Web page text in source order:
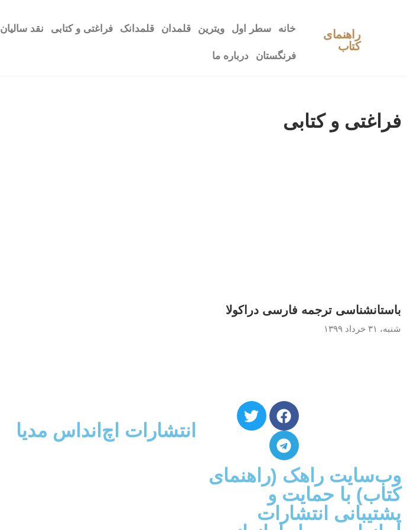
راهنمای
کتاب
خانه سطر اول ویترین قلمدان قلمدانک فراغتی و کتابی نقد سالیان
فرنگستان درباره ما
فراغتی و کتابی
باستانشناسی ترجمه فارسی دراکولا
شنبه، ۳۱ خرداد ۱۳۹۹
وب‌سایت راهک (راهنمای
کتاب) با حمایت و
پشتیبانی انتشارات
انتشارات اچ‌اند‌اس مدیا